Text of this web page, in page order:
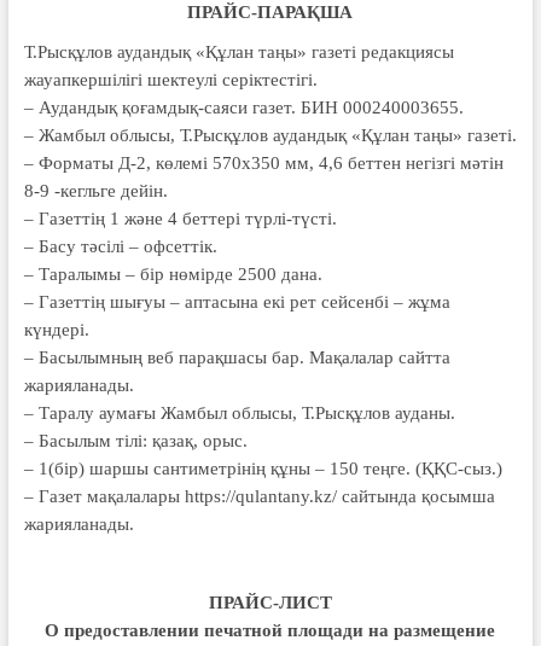
ПРАЙС-ПАРАҚША
Т.Рысқұлов аудандық «Құлан таңы» газеті редакциясы
жауапкершілігі шектеулі серіктестігі.
– Аудандық қоғамдық-саяси газет. БИН 000240003655.
– Жамбыл облысы, Т.Рысқұлов аудандық «Құлан таңы» газеті.
– Форматы Д-2, көлемі 570х350 мм, 4,6 беттен негізгі мәтін
8-9 -кегльге дейін.
– Газеттің 1 және 4 беттері түрлі-түсті.
– Басу тәсілі – офсеттік.
– Таралымы – бір нөмірде 2500 дана.
– Газеттің шығуы – аптасына екі рет сейсенбі – жұма
күндері.
– Басылымның веб парақшасы бар. Мақалалар сайтта
жарияланады.
– Таралу аумағы Жамбыл облысы, Т.Рысқұлов ауданы.
– Басылым тілі: қазақ, орыс.
– 1(бір) шаршы сантиметрінің құны – 150 теңге. (ҚҚС-сыз.)
– Газет мақалалары https://qulantany.kz/ сайтында қосымша
жарияланады.
ПРАЙС-ЛИСТ
О предоставлении печатной площади на размещение